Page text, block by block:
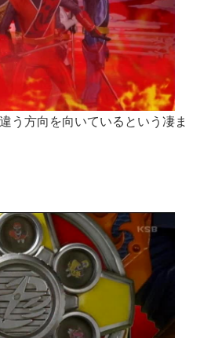
う方向を向いているという凄ま